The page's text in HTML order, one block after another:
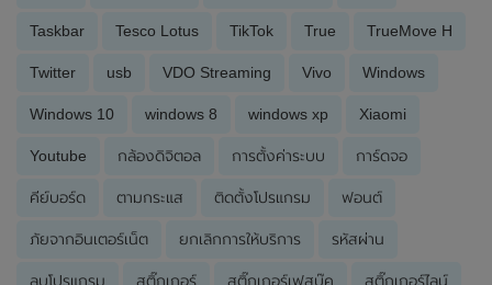
Taskbar Tesco Lotus TikTok True TrueMove H
Twitter usb VDO Streaming Vivo Windows
Windows 10 windows 8 windows xp Xiaomi
Youtube กล้องดิจิตอล การตั้งค่าระบบ การ์ดจอ
คีย์บอร์ด ตามกระแส ติดตั้งโปรแกรม ฟอนต์
ภัยจากอินเตอร์เน็ต ยกเลิกการให้บริการ รหัสผ่าน
ลบโปรแกรม สติ๊กเกอร์ สติ๊กเกอร์เฟสบุ๊ค สติ๊กเกอร์ไลน์